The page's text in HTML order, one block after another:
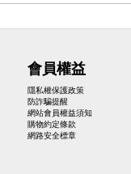
會員權益
隱私權保護政策
防詐騙提醒
網站會員權益須知
購物約定條款
網路安全標章